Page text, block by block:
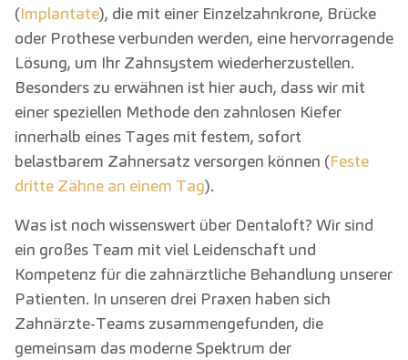
(Implantate), die mit einer Einzelzahnkrone, Brücke
oder Prothese verbunden werden, eine hervorragende
Lösung, um Ihr Zahnsystem wiederherzustellen.
Besonders zu erwähnen ist hier auch, dass wir mit
einer speziellen Methode den zahnlosen Kiefer
innerhalb eines Tages mit festem, sofort
belastbarem Zahnersatz versorgen können (Feste
dritte Zähne an einem Tag).
Was ist noch wissenswert über Dentaloft? Wir sind
ein großes Team mit viel Leidenschaft und
Kompetenz für die zahnärztliche Behandlung unserer
Patienten. In unseren drei Praxen haben sich
Zahnärzte-Teams zusammengefunden, die
gemeinsam das moderne Spektrum der